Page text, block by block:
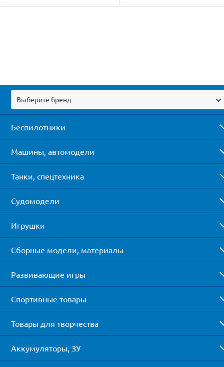
Выберите бренд
Беспилотники
Машины, автомодели
Танки, спецтехника
Судомодели
Игрушки
Сборные модели, материалы
Развивающие игры
Спортивные товары
Товары для творчества
Аккумуляторы, ЗУ